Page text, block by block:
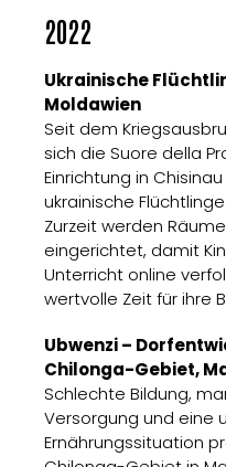
2022
Ukrainische
Moldawien
Seit dem
sich die Suore della
Einrichtung in
ukrainische Flüchtlinge.
Zurzeit werden
eingerichtet, damit
Unterricht online
wertvolle Zeit für ihre
Ubwenzi –
Chilonga-Gebiet,
Schlechte Bildung,
Versorgung und eine
Ernährungssituation